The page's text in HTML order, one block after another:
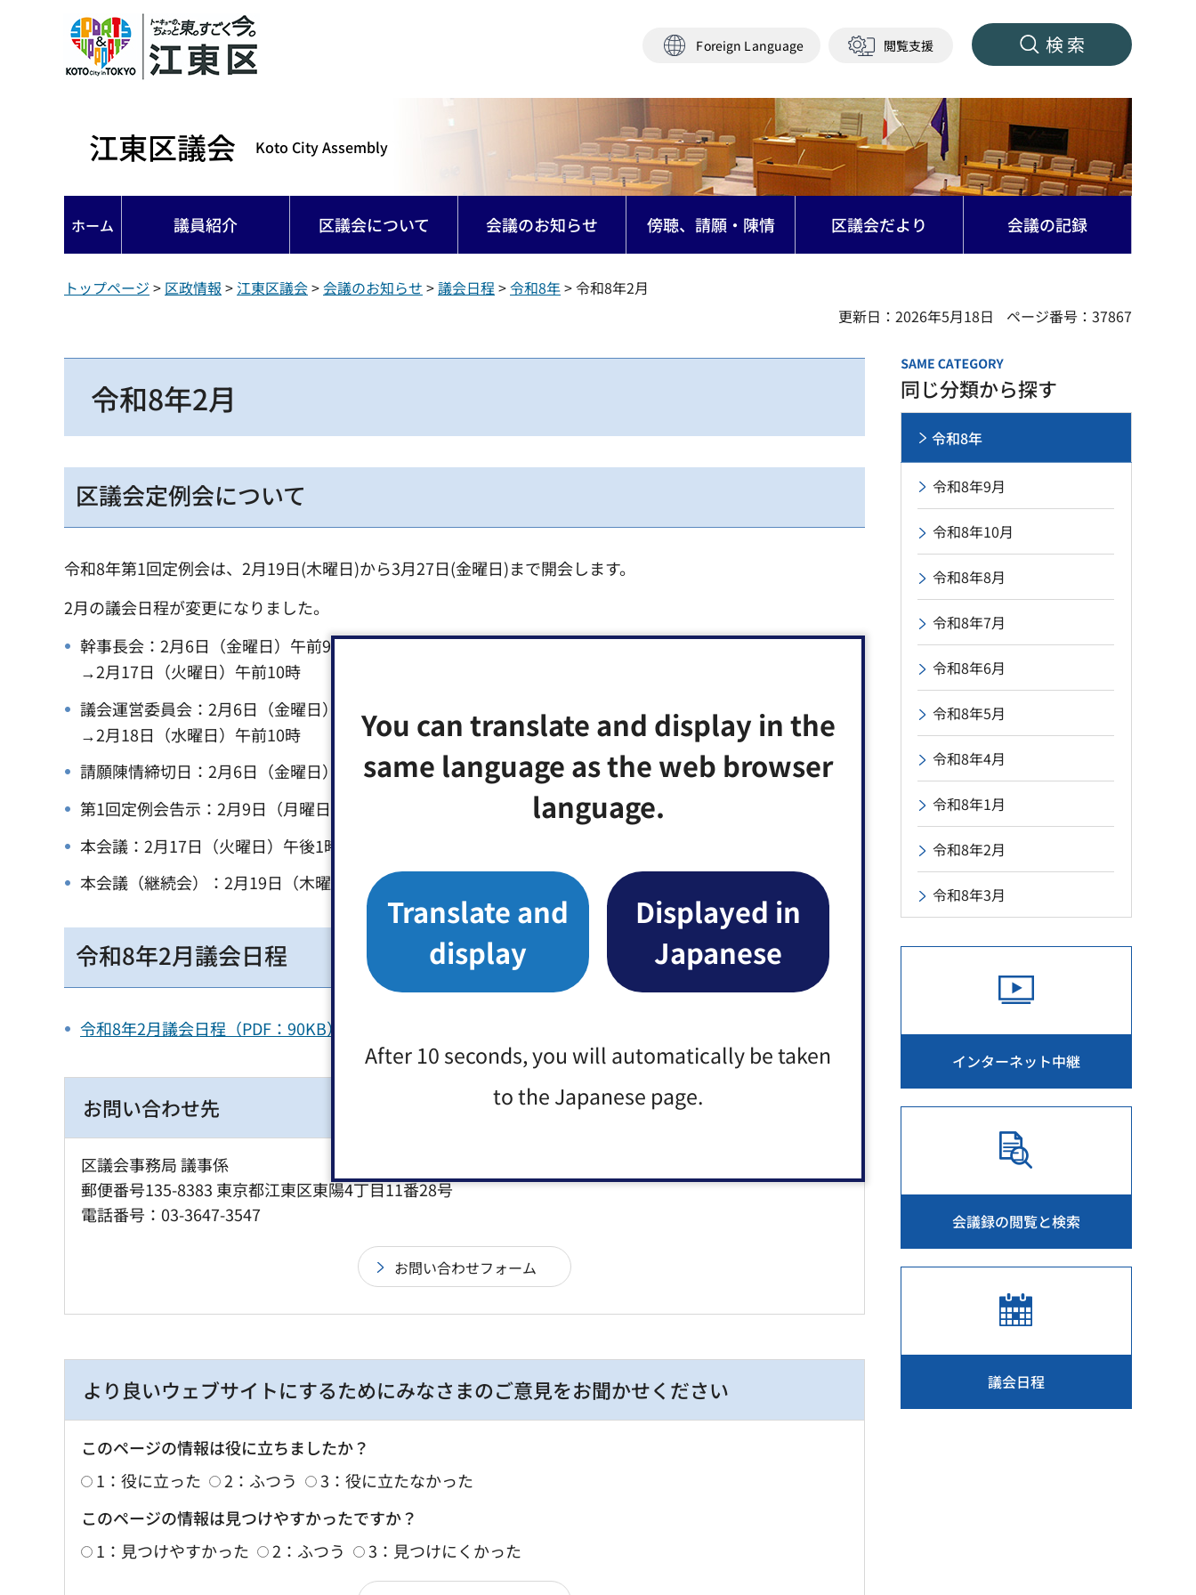
You can translate and display in the
same language as the web browser
language.
Translate and
display
Displayed in
Japanese
After 10 seconds, you will automatically be taken
to the Japanese page.
Foreign Language 閲覧支援 検索
江東区議会 Koto City Assembly
ホーム 議員紹介 区議会について 会議のお知らせ 傍聴、請願・陳情 区議会だより 会議の記録
トップページ > 区政情報 > 江東区議会>会議のお知らせ >議会日程 >令和8年> 令和8年2月
更新日：2026年5月18日
ページ番号：37867
令和8年2月
区議会定例会について
令和8年第1回定例会は、2月19日(木曜日)から3月27日(金曜日)まで開会します。
2月の議会日程が変更になりました。
幹事長会：2月6日（金曜日）午前9時30分→2月10日（火曜日）午前9時30分、2月13日（金曜日）午前10時
→2月17日（火曜日）午前10時
議会運営委員会：2月6日（金曜日）午前11時→2月10日（火曜日）午前11時、2月16日（月曜日）午前10時
→2月18日（水曜日）午前10時
請願陳情締切日：2月6日（金曜日）→2月10日（火曜日）
第1回定例会告示：2月9日（月曜日）→2月12日（木曜日）
本会議：2月17日（火曜日）午後1時→2月19日（木曜日）午後1時
本会議（継続会）：2月19日（木曜日）午後1時→2月20日（金曜日）午後1時
令和8年2月議会日程
令和8年2月議会日程（PDF：90KB）（別ウィンドウで開きます）
お問い合わせ先
区議会事務局 議事係
郵便番号135-8383 東京都江東区東陽4丁目11番28号
電話番号：03-3647-3547
より良いウェブサイトにするためにみなさまのご意見をお聞かせください
このページの情報は役に立ちましたか？
1：役に立った
2：ふつう
3：役に立たなかった
このページの情報は見つけやすかったですか？
1：見つけやすかった
2：ふつう 3：見つけにくかった
同じ分類から探す
令和8年
令和8年9月
令和8年10月
令和8年8月
令和8年7月
令和8年6月
令和8年5月
令和8年4月
令和8年1月
令和8年2月
令和8年3月
インターネット中継
会議録の閲覧と検索
議会日程